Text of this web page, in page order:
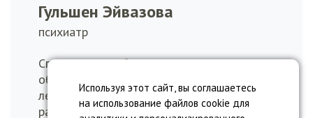
Используя этот сайт, вы соглашаетесь
на использование файлов cookie для
Гульшен Эйвазова
психиатр
Специалист с обширными знаниями,
обеспечивающий высококачественное
лечение различных психических
расстройств, помогающий пациентам,